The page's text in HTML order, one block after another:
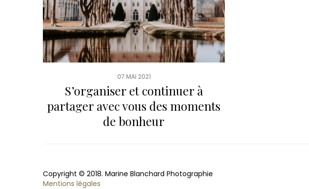
07 MAI 2021
S’organiser et continuer à
partager avec vous des moments
de bonheur
Copyright © 2018. Marine Blanchard Photographie
Mentions légales